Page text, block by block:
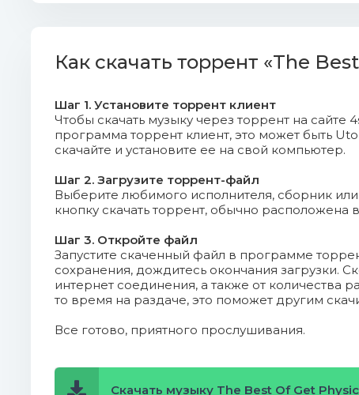
08. Industrial Orange (Ruede Hagelstein's
09. Just Let Go (Original Mix).mp3 (15.18 Mb)
10. Simplicity (Original Mix).mp3 (12.21 Mb)
12. Redpath (Cioz Remix).mp3 (17.54 Mb)
13. Heater (FNX Omar Remix).mp3 (16.48
14. Nada (Andrea Ljekaj Remix).mp3 (14.49
15. Crescent View (Original Mix).mp3
Как скачать торрент «The
Шаг 1. Установите торрент клиент
Чтобы скачать музыку через торрент на сайте
программа торрент клиент, это может быть
скачайте и установите ее на свой компьютер.
Шаг 2. Загрузите торрент-файл
Выберите любимого исполнителя, сборник
кнопку скачать торрент, обычно расположена
Шаг 3. Откройте файл
Запустите скаченный файл в программе
сохранения, дождитесь окончания загрузки.
интернет соединения, а также от количества
то время на раздаче, это поможет другим
Все готово, приятного прослушивания.
Скачать музыку The Best Of Get